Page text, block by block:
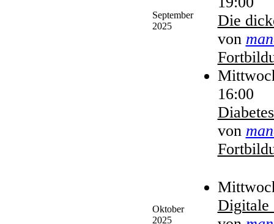
September
2025
Die
von
16:00
von
Oktober
2025
Digitale